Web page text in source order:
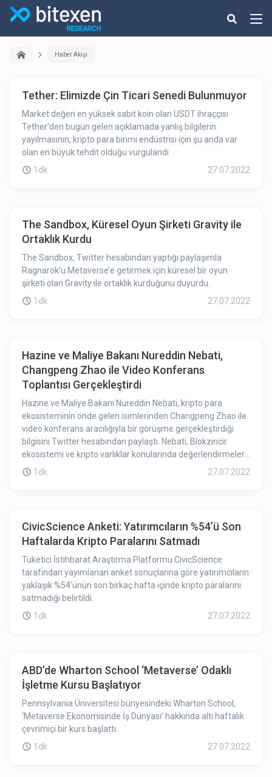
Haber Akışı
Tether: Elimizde Çin Ticari Senedi Bulunmuyor
Market değeri en yüksek sabit koin olan USDT ihraççısı
Tether’den bugün gelen açıklamada yanlış bilgilerin
yayılmasının, kripto para birimi endüstrisi için şu anda var
olan en büyük tehdit olduğu vurgulandı
1dk
27.07.2022
The Sandbox, Küresel Oyun Şirketi Gravity ile
Ortaklık Kurdu
The Sandbox, Twitter hesabından yaptığı paylaşımla
Ragnarok’u Metaverse’e getirmek için küresel bir oyun
şirketi olan Gravity ile ortaklık kurduğunu duyurdu.
1dk
27.07.2022
Hazine ve Maliye Bakanı Nureddin Nebati,
Changpeng Zhao ile Video Konferans
Toplantısı Gerçekleştirdi
Hazine ve Maliye Bakanı Nureddin Nebati, kripto para
ekosisteminin önde gelen isimlerinden Changpeng Zhao ile
video konferans aracılığıyla bir görüşme gerçekleştirdiği
bilgisini Twitter hesabından paylaştı. Nebati, Blokzincir
ekosistemi ve kripto varlıklar konularında değerlendirmeler
yaptıklarını bildirdi. Görüşmeye dair detaylı bilgi henüz
1dk 27.07.2022
CivicScience Anketi: Yatırımcıların %54’ü Son
Haftalarda Kripto Paralarını Satmadı
Tüketici İstihbarat Araştırma Platformu CivicScience
tarafından yayımlanan anket sonuçlarına göre yatırımcıların
yaklaşık %54'ünün son birkaç hafta içinde kripto paralarını
satmadığı belirtildi.
1dk
27.07.2022
ABD’de Wharton School ‘Metaverse’ Odaklı
İşletme Kursu Başlatıyor
Pennsylvania Üniversitesi bünyesindeki Wharton School,
‘Metaverse Ekonomisinde İş Dünyası’ hakkında altı haftalık
çevrimiçi bir kurs başlattı.
1dk
27.07.2022